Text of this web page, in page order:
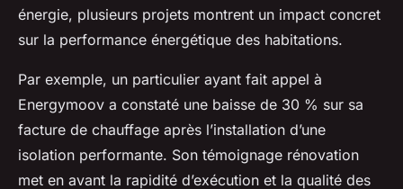
énergie, plusieurs projets montrent un impact concret
sur la performance énergétique des habitations.
Par exemple, un particulier ayant fait appel à
Energymoov a constaté une baisse de 30 % sur sa
facture de chauffage après l’installation d’une
isolation performante. Son témoignage rénovation
met en avant la rapidité d’exécution et la qualité des